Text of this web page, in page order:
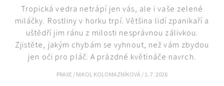
65 Kč
Objednat >
Tropická vedra netrápí jen vás, ale i vaše zelené
miláčky. Rostliny v horku trpí. Většina lidí zpanikaří a
uštědří jim ránu z milosti nesprávnou zálivkou.
Zjistěte, jakým chybám se vyhnout, než vám zbydou
jen oči pro pláč. A prázdné květináče navrch.
PRAXE / NIKOL KOLOMAZNÍKOVÁ / 1. 7. 2026